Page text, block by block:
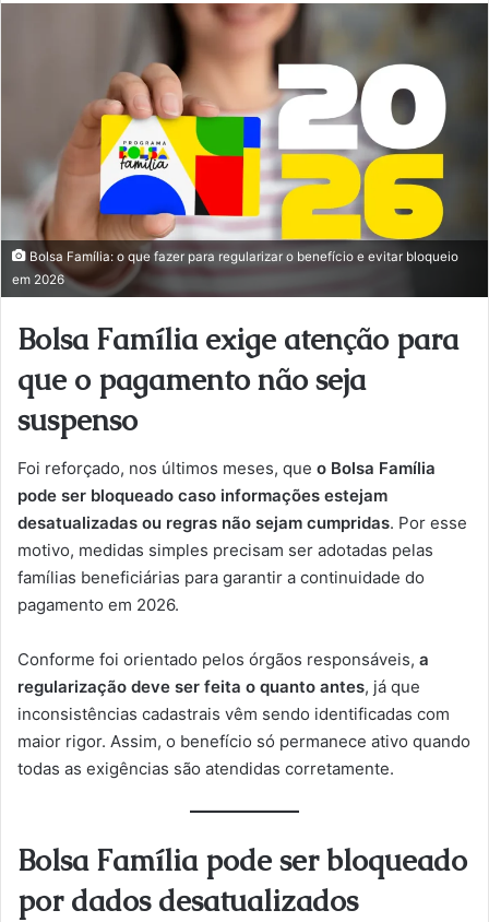
Bolsa Família: o que fazer para regularizar o benefício e evitar bloqueio
em 2026
Bolsa Família exige atenção para
que o pagamento não seja
suspenso
Foi reforçado, nos últimos meses, que o Bolsa Família
pode ser bloqueado caso informações estejam
desatualizadas ou regras não sejam cumpridas. Por esse
motivo, medidas simples precisam ser adotadas pelas
famílias beneficiárias para garantir a continuidade do
pagamento em 2026.
Conforme foi orientado pelos órgãos responsáveis, a
regularização deve ser feita o quanto antes, já que
inconsistências cadastrais vêm sendo identificadas com
maior rigor. Assim, o benefício só permanece ativo quando
todas as exigências são atendidas corretamente.
Bolsa Família pode ser bloqueado
por dados desatualizados